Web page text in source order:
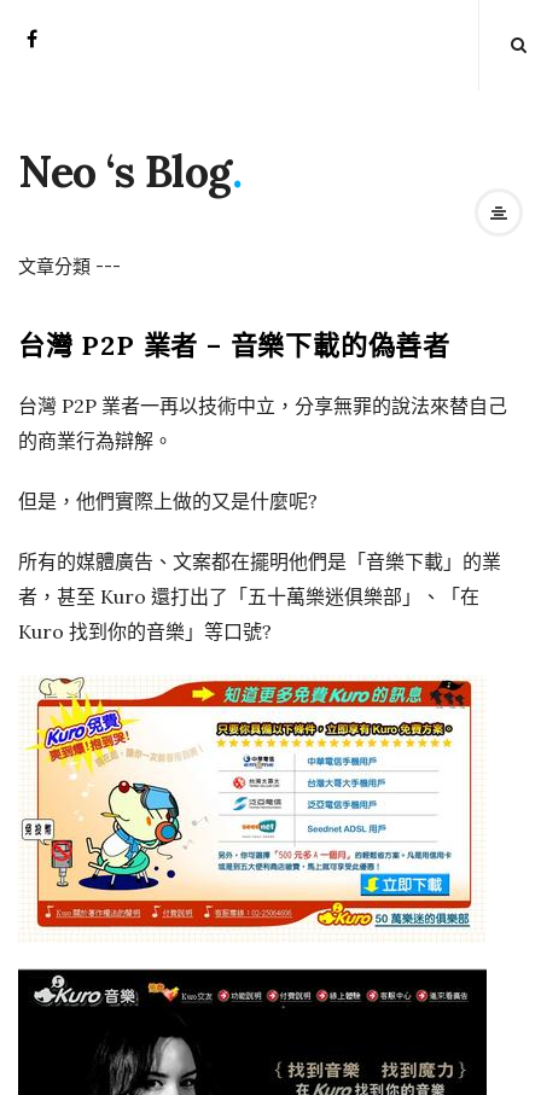
Neo ‘s Blog.
文章分類 ---
台灣 P2P 業者 – 音樂下載的偽善者
台灣 P2P 業者一再以技術中立，分享無罪的說法來替自己
的商業行為辯解。
但是，他們實際上做的又是什麼呢?
所有的媒體廣告、文案都在擺明他們是「音樂下載」的業
者，甚至 Kuro 還打出了「五十萬樂迷俱樂部」、「在
Kuro 找到你的音樂」等口號?